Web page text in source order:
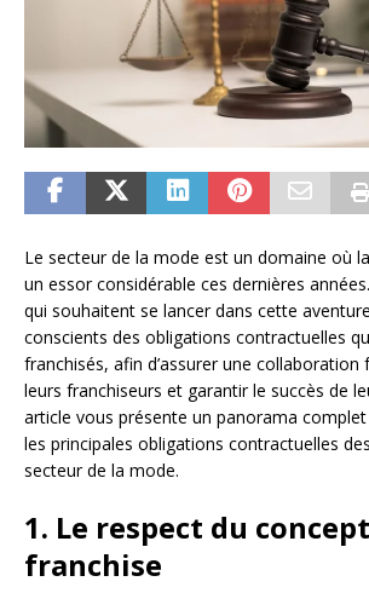
Le secteur de la mode est un domaine où
un essor considérable ces dernières
qui souhaitent se lancer dans cette
conscients des obligations contractuelles
franchisés, afin d’assurer une collaboration
leurs franchiseurs et garantir le succès de
article vous présente un panorama
les principales obligations contractuelles
secteur de la mode.
1. Le respect du
franchise